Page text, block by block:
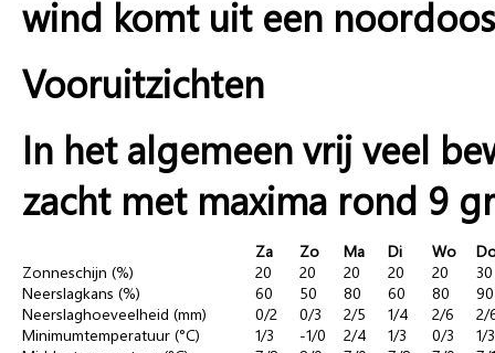
wind komt uit een
Vooruitzichten
In het algemeen vrij veel
zacht met maxima rond 9
Za Zo Ma Di Wo
Zonneschijn (%)
20 20 20 20 20
30
Neerslagkans (%)
60 50 80 60 80
90
Neerslaghoeveelheid (mm)
0/2 0/3 2/5 1/4 2/6
2/
Minimumtemperatuur (°C)
1/3 -1/0 2/4 1/3 0/3
1/3